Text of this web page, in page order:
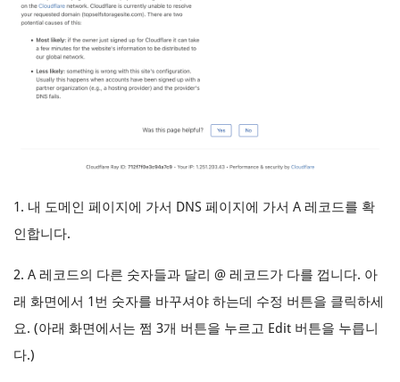
1. 내 도메인 페이지에 가서 DNS 페이지에 가서 A 레코드를 확
인합니다.
2. A 레코드의 다른 숫자들과 달리 @ 레코드가 다를 껍니다. 아
래 화면에서 1번 숫자를 바꾸셔야 하는데 수정 버튼을 클릭하세
요. (아래 화면에서는 쩜 3개 버튼을 누르고 Edit 버튼을 누릅니
다.)